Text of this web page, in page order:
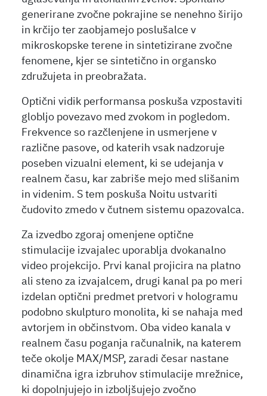
generirane zvočne pokrajine se nenehno širijo
in krčijo ter zaobjamejo poslušalce v
mikroskopske terene in sintetizirane zvočne
fenomene, kjer se sintetično in organsko
združujeta in preobražata.
Optični vidik performansa poskuša vzpostaviti
globljo povezavo med zvokom in pogledom.
Frekvence so razčlenjene in usmerjene v
različne pasove, od katerih vsak nadzoruje
poseben vizualni element, ki se udejanja v
realnem času, kar zabriše mejo med slišanim
in videnim. S tem poskuša Noitu ustvariti
čudovito zmedo v čutnem sistemu opazovalca.
Za izvedbo zgoraj omenjene optične
stimulacije izvajalec uporablja dvokanalno
video projekcijo. Prvi kanal projicira na platno
ali steno za izvajalcem, drugi kanal pa po meri
izdelan optični predmet pretvori v hologramu
podobno skulpturo monolita, ki se nahaja med
avtorjem in občinstvom. Oba video kanala v
realnem času poganja računalnik, na katerem
teče okolje MAX/MSP, zaradi česar nastane
dinamična igra izbruhov stimulacije mrežnice,
ki dopolnjujejo in izboljšujejo zvočno